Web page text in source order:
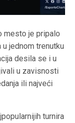
mesto je pripalo
jednom trenutku
desila se i u
u zavisnosti
ili najveći
turnira